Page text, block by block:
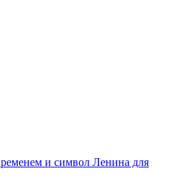
и символ Ленина для